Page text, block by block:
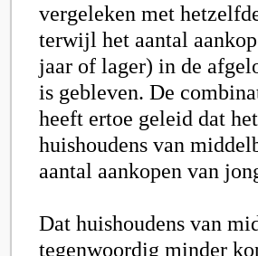
vergeleken met
terwijl het aantal
jaar of lager) in de
is gebleven. De
heeft ertoe geleid dat
huishoudens van
aantal aankopen van
Dat huishoudens van
tegenwoordig minder